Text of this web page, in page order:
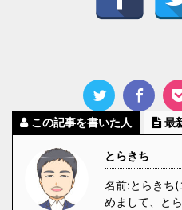
この記事を書いた人 最
とらきち
名前:とらきち
めまして、と